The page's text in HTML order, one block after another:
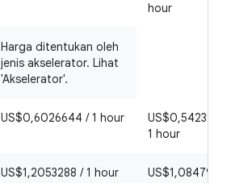
hour
Harga ditentukan oleh
jenis akselerator. Lihat
'Akselerator'.
US$0,6026644 / 1 hour
1 hour
US$1,2053288 / 1 hour